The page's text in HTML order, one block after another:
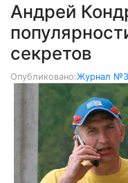
Андрей
секретов
Опубликовано:Журнал